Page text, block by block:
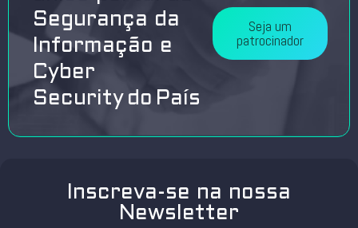
Segurança da
Informação e
Cyber
Security do País
Seja um
patrocinador
Inscreva-se na nossa
Newsletter